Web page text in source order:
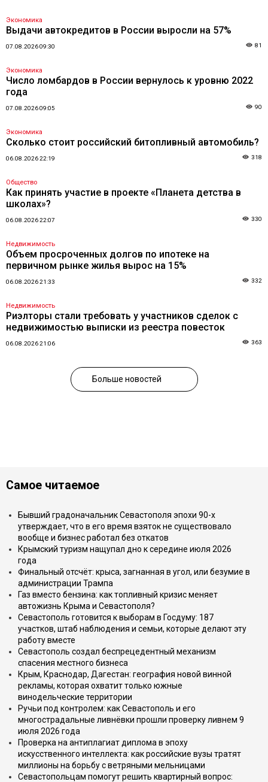
Экономика
Выдачи автокредитов в России выросли на 57%
07.08.2026 09:30 81
Экономика
Число ломбардов в России вернулось к уровню 2022
года
07.08.2026 09:05 90
Экономика
Сколько стоит российский битопливный автомобиль?
06.08.2026 22:19 318
Общество
Как принять участие в проекте «Планета детства в
школах»?
06.08.2026 22:07 330
Недвижимость
Объем просроченных долгов по ипотеке на
первичном рынке жилья вырос на 15%
06.08.2026 21:33 332
Недвижимость
Риэлторы стали требовать у участников сделок с
недвижимостью выписки из реестра повесток
06.08.2026 21:06 363
Больше новостей
Самое читаемое
Бывший градоначальник Севастополя эпохи 90-х
утверждает, что в его время взяток не существовало
вообще и бизнес работал без откатов
Крымский туризм нащупал дно к середине июля 2026
года
Финальный отсчёт: крыса, загнанная в угол, или безумие в
администрации Трампа
Газ вместо бензина: как топливный кризис меняет
автожизнь Крыма и Севастополя?
Севастополь готовится к выборам в Госдуму: 187
участков, штаб наблюдения и семьи, которые делают эту
работу вместе
Севастополь создал беспрецедентный механизм
спасения местного бизнеса
Крым, Краснодар, Дагестан: география новой винной
рекламы, которая охватит только южные
винодельческие территории
Ручьи под контролем: как Севастополь и его
многострадальные ливнёвки прошли проверку ливнем 9
июля 2026 года
Проверка на антиплагиат диплома в эпоху
искусственного интеллекта: как российские вузы тратят
миллионы на борьбу с ветряными мельницами
Севастопольцам помогут решить квартирный вопрос: